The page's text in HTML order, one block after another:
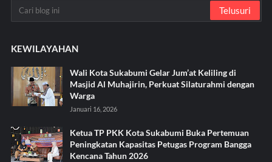
KEWILAYAHAN
Wali Kota Sukabumi Gelar Jum’at Keliling di
Masjid Al Muhajirin, Perkuat Silaturahmi dengan
Warga
Januari 16, 2026
Ketua TP PKK Kota Sukabumi Buka Pertemuan
Peningkatan Kapasitas Petugas Program Bangga
Kencana Tahun 2026